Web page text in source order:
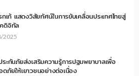
กเก้ แสดงวิสัยทัศน์ในการขับเคลื่อนประเทศไทยสู่
ดิจิทัล
2025
ะกันภัยส่งเสริมความรู้การปฐมพยาบาลเพื่อ
ดภัยให้เยาวชนอย่างต่อเนื่อง